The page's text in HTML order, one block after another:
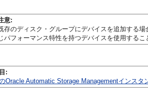
意:
存のディスク・グループにデバイスを追加する
パフォーマンス特性を持つデバイスを使用する
:
のOracle Automatic Storage Managementインスタ